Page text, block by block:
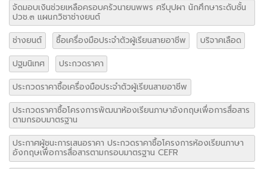
จัดมอบเงินช่วยเหลือครอบครัวนายนพพร ศรีบุปผา นักศึกษาระดับชั้น
ปวช.๓ แผนกวิชาช่างยนต์
ช่างยนต์
ซื้อเครื่องมือประจำตัวผู้เรียนสายอาชีพ
บริจาคเลือด
ปฐมนิเทศ
ประกวดราคา
ประกวดราคาซื้อเครื่องมือประจำตัวผู้เรียนสายอาชีพ
ประกวดราคาซื้อโครงการพัฒนาห้องเรียนภาษาอังกฤษเพื่อการสื่อสาร
ตามกรอบมาตรฐาน
ประกาศผู้ชนะการเสนอราคา ประกวดราคาซื้อโครงการห้องเรียนภาษา
อังกฤษเพื่อการสื่อสารตามกรอบมาตรฐาน CEFR